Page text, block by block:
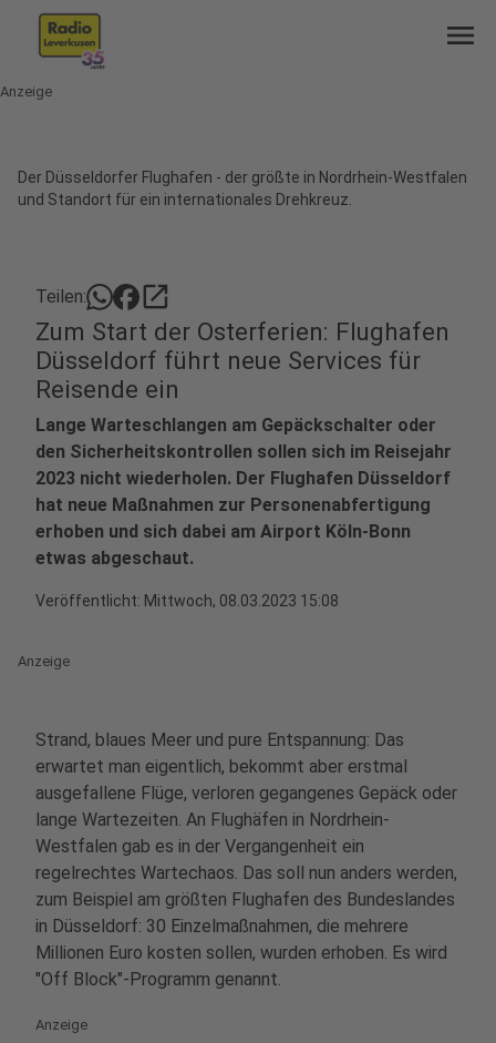
menu
Anzeige
Der Düsseldorfer Flughafen - der größte in Nordrhein-Westfalen
und Standort für ein internationales Drehkreuz.
Teilen: open_in_new
Zum Start der Osterferien: Flughafen
Düsseldorf führt neue Services für
Reisende ein
Lange Warteschlangen am Gepäckschalter oder
den Sicherheitskontrollen sollen sich im Reisejahr
2023 nicht wiederholen. Der Flughafen Düsseldorf
hat neue Maßnahmen zur Personenabfertigung
erhoben und sich dabei am Airport Köln-Bonn
etwas abgeschaut.
Veröffentlicht: Mittwoch, 08.03.2023 15:08
Anzeige
Strand, blaues Meer und pure Entspannung: Das
erwartet man eigentlich, bekommt aber erstmal
ausgefallene Flüge, verloren gegangenes Gepäck oder
lange Wartezeiten. An Flughäfen in Nordrhein-
Westfalen gab es in der Vergangenheit ein
regelrechtes Wartechaos. Das soll nun anders werden,
zum Beispiel am größten Flughafen des Bundeslandes
in Düsseldorf: 30 Einzelmaßnahmen, die mehrere
Millionen Euro kosten sollen, wurden erhoben. Es wird
"Off Block"-Programm genannt.
Anzeige